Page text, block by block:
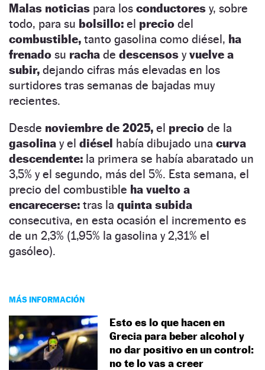
Malas noticias para los conductores y, sobre
todo, para su bolsillo: el precio del
combustible, tanto gasolina como diésel, ha
frenado su racha de descensos yvuelve a
subir, dejando cifras más elevadas en los
surtidores tras semanas de bajadas muy
recientes.
Desde noviembre de 2025, el precio de la
gasolina y el diésel había dibujado una curva
descendente: la primera se había abaratado un
3,5% y el segundo, más del 5%. Esta semana, el
precio del combustible ha vuelto a
encarecerse: tras la quinta subida
consecutiva, en esta ocasión el incremento es
de un 2,3% (1,95% la gasolina y 2,31% el
gasóleo).
MÁS INFORMACIÓN
Esto es lo que hacen en
Grecia para beber alcohol y
no dar positivo en un control:
no te lo vas a creer